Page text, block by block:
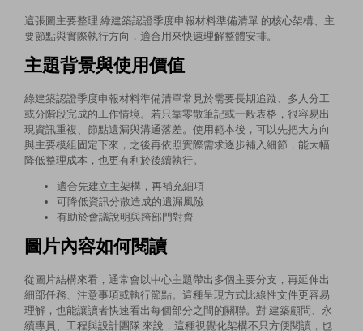
這張圖主要整理 綠建築認證季度申報材料準備清單 的核心架構、主
要節點與實際執行方向，適合用來快速理解整體安排。
主題背景與使用價值
綠建築認證季度申報材料準備清單常見於需要長期追蹤、多人分工
或分階段完成的工作情境。若只靠零散筆記或一般表格，很容易出
現資訊重複、節點遺漏與溝通落差。使用範本後，可以先把大方向
與主要模組固定下來，之後再依照實際需求逐步補入細節，能大幅
降低整理成本，也更有利於後續執行。
適合先建立主架構，再補充細項
可降低資訊分散造成的遺漏風險
有助於會議說明與跨部門對齊
圖片內容如何閱讀
從圖片結構來看，通常會以中心主題帶出多個主要分支，再延伸出
細部任務、注意事項或執行節點。這種呈現方式比線性文件更容易
理解，也能讓讀者快速看出每個部分之間的關聯。對 建築顧問、永
續專員、工程與設計團隊 來說，這種視覺化架構不只方便閱讀，也